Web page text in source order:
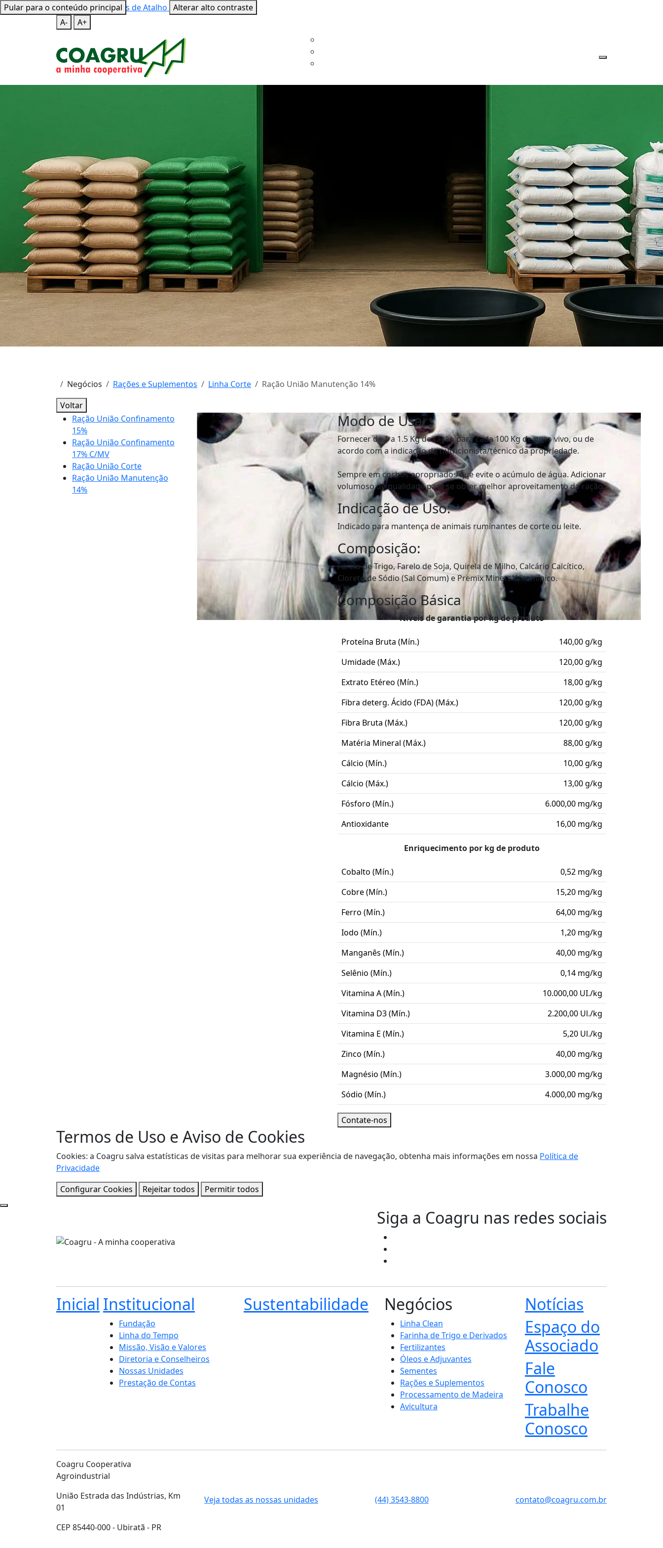
Pular para o conteúdo principal
Mapa do Site Teclas de Atalho Alterar alto contraste
A-
A+
Negócios Rações e Suplementos Linha Corte
Ração União Manutenção 14%
Voltar
Ração União Confinamento
15%
Ração União Confinamento
17% C/MV
Ração União Corte
Ração União Manutenção
14%
Modo de Usar:
Fornecer de 1 a 1.5 Kg de ração para cada 100 Kg de peso vivo, ou de
acordo com a indicação de nutricionista/técnico da propriedade.
Sempre em cochos apropriados que evite o acúmulo de água. Adicionar
volumoso de qualidade para se obter melhor aproveitamento da ração.
Indicação de Uso:
Indicado para mantença de animais ruminantes de corte ou leite.
Composição:
Farelo de Trigo, Farelo de Soja, Quirela de Milho, Calcário Calcítico,
Cloreto de Sódio (Sal Comum) e Premix Mineral Vitamínico.
Composição Básica
Níveis de garantia por kg de produto
Proteína Bruta (Mín.)
140,00 g/kg
Umidade (Máx.)
120,00 g/kg
Extrato Etéreo (Mín.)
18,00 g/kg
Fibra deterg. Ácido (FDA) (Máx.)
120,00 g/kg
Fibra Bruta (Máx.)
120,00 g/kg
Matéria Mineral (Máx.)
88,00 g/kg
Cálcio (Mín.)
10,00 g/kg
Cálcio (Máx.)
13,00 g/kg
Fósforo (Mín.)
6.000,00 mg/kg
Antioxidante
16,00 mg/kg
Enriquecimento por kg de produto
Cobalto (Mín.)
0,52 mg/kg
Cobre (Mín.)
15,20 mg/kg
Ferro (Mín.)
64,00 mg/kg
Iodo (Mín.)
1,20 mg/kg
Manganês (Mín.)
40,00 mg/kg
Selênio (Mín.)
0,14 mg/kg
Vitamina A (Mín.)
10.000,00 UI./kg
Vitamina D3 (Mín.)
2.200,00 Ul./kg
Vitamina E (Mín.)
5,20 Ul./kg
Zinco (Mín.)
40,00 mg/kg
Magnésio (Mín.)
3.000,00 mg/kg
Sódio (Mín.)
4.000,00 mg/kg
Contate-nos
Termos de Uso e Aviso de Cookies
Cookies: a Coagru salva estatísticas de visitas para melhorar sua experiência de navegação, obtenha mais informações em nossa Política de
Privacidade
Configurar Cookies
Rejeitar todos Permitir todos
Siga a Coagru nas redes sociais
Inicial Institucional
Fundação
Linha do Tempo
Missão, Visão e Valores
Diretoria e Conselheiros
Nossas Unidades
Prestação de Contas
Sustentabilidade Negócios
Linha Clean
Farinha de Trigo e Derivados
Fertilizantes
Óleos e Adjuvantes
Sementes
Rações e Suplementos
Processamento de Madeira
Avicultura
Notícias
Espaço do
Associado
Fale
Conosco
Trabalhe
Conosco
Coagru Cooperativa
Agroindustrial
União Estrada das Indústrias, Km
01
CEP 85440-000 - Ubiratã - PR
Veja todas as nossas unidades (44) 3543-8800 contato@coagru.com.br